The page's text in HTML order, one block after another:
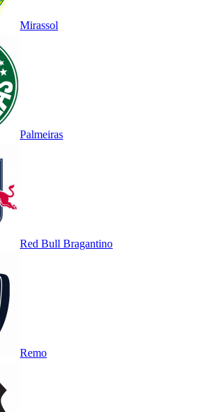
Mirassol
Palmeiras
Red Bull Bragantino
Remo